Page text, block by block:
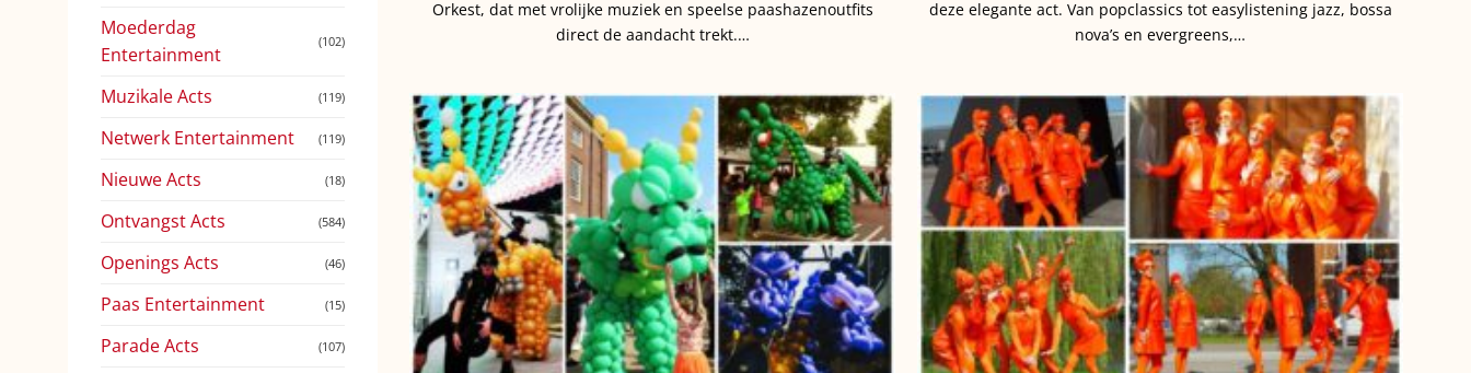
Moederdag
Entertainment
(102)
Muzikale Acts (119)
Netwerk Entertainment (119)
Nieuwe Acts (18)
Ontvangst Acts (584)
Openings Acts (46)
Paas Entertainment (15)
Parade Acts (107)
Orkest, dat met vrolijke muziek en speelse paashazenoutfits
direct de aandacht trekt.…
deze elegante act. Van popclassics tot easylistening jazz, bossa
nova’s en evergreens,…